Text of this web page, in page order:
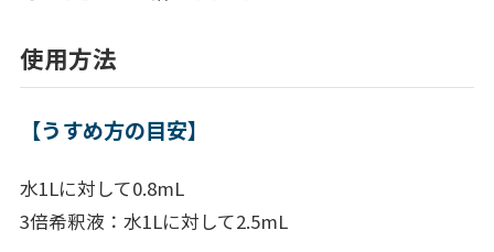
使用方法
【うすめ方の目安】
水1Lに対して0.8mL
3倍希釈液：水1Lに対して2.5mL